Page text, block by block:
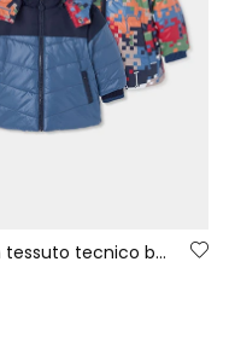
Parka in tessuto tecnico bambino blu reversibile stampata